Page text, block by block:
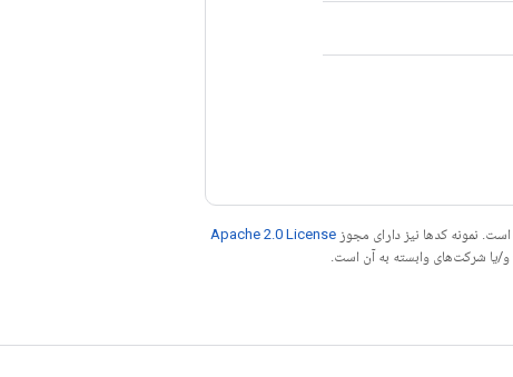
است. نمونه کدها نیز دارای مجوز Apache 2.0 License